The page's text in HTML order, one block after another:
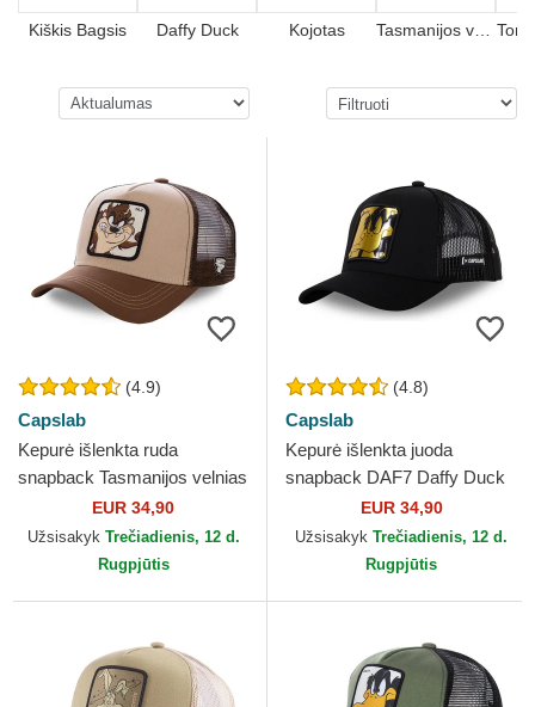
Kiškis Bagsis Daffy Duck Kojotas
(4.9)
Capslab
Kepurė išlenkta ruda
snapback Tasmanijos velnias
Looney Tunes Capslab
EUR 34,90
Užsisakyk Trečiadienis, 12 d.
Rugpjūtis
(4.8)
Capslab
Kepurė išlenkta juoda
snapback DAF7 Daffy Duck
Looney Tunes Capslab
EUR 34,90
Užsisakyk Trečiadienis, 12 d.
Rugpjūtis